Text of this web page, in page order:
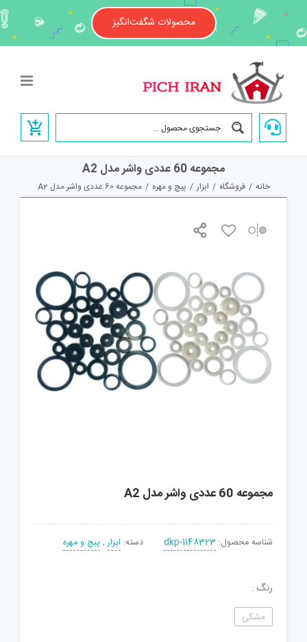
content
محصولات شگفت‌انگیز
مجموعه 60 عددی واشر مدل A2
خانه / فروشگاه / ابزار / پیچ و مهره / مجموعه 60 عددی واشر مدل A2
مجموعه 60 عددی واشر مدل A2
شناسه محصول: dkp-1148323 دسته: ابزار , پیچ و مهره
رنگ
مشکی